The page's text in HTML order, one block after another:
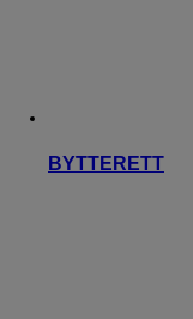
BYTTERETT